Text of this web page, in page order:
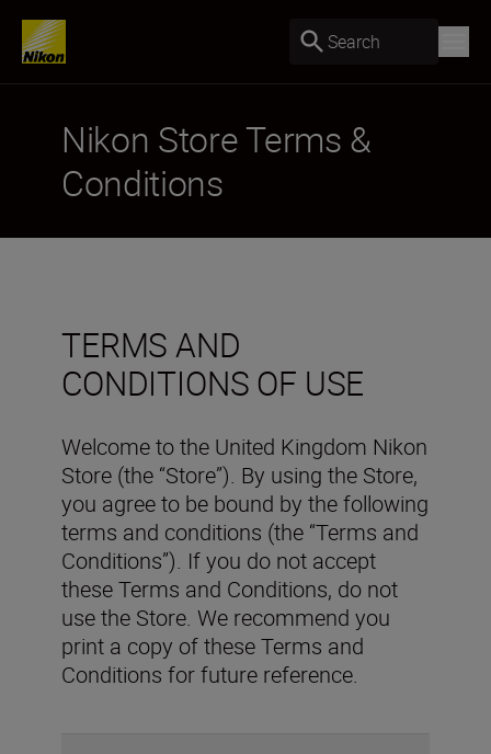
Search
Nikon Store Terms &
Conditions
TERMS AND
CONDITIONS OF USE
Welcome to the United Kingdom Nikon
Store (the “Store”). By using the Store,
you agree to be bound by the following
terms and conditions (the “Terms and
Conditions”). If you do not accept
these Terms and Conditions, do not
use the Store. We recommend you
print a copy of these Terms and
Conditions for future reference.